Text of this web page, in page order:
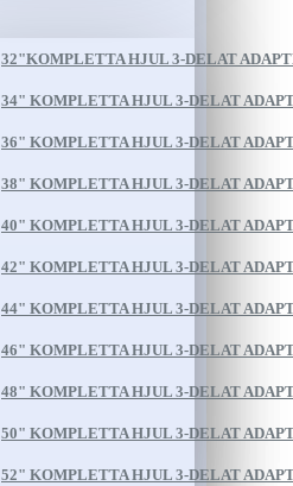
32"KOMPLETTA HJUL 3-DELAT
34" KOMPLETTA HJUL 3-DELAT
36" KOMPLETTA HJUL 3-DELAT
38" KOMPLETTA HJUL 3-DELAT
40" KOMPLETTA HJUL 3-DELAT
42" KOMPLETTA HJUL 3-DELAT
44" KOMPLETTA HJUL 3-DELAT
46" KOMPLETTA HJUL 3-DELAT
48" KOMPLETTA HJUL 3-DELAT
50" KOMPLETTA HJUL 3-DELAT
52" KOMPLETTA HJUL 3-DELAT